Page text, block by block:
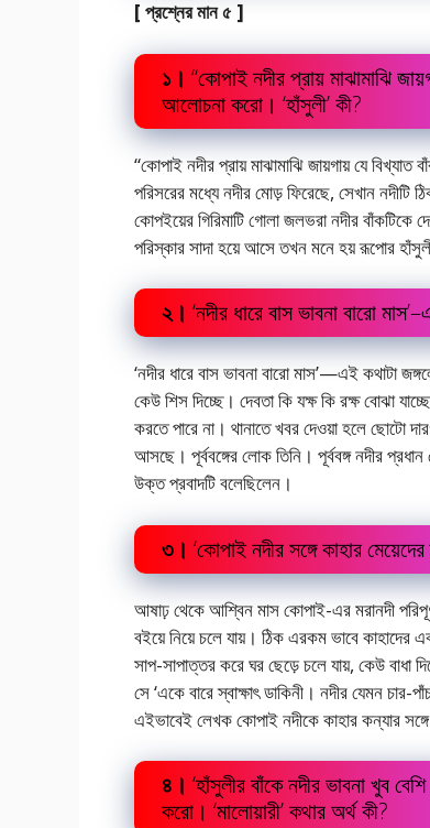
[ প্রশ্নের মান ৫ ]
১। “কোপাই নদীর প্রায় মাঝামাঝি
আলোচনা করো। ‘হাঁসুলী’ কী?
“কোপাই নদীর প্রায় মাঝামাঝি জায়গায় যে
পরিসরের মধ্যে নদীর মোড় ফিরেছে, সেখান নদীটি
কোপইয়ের গিরিমাটি গোলা জলভরা নদীর বাঁকটিকে
পরিস্কার সাদা হয়ে আসে তখন মনে হয় রূপোর
২। ‘নদীর ধারে বাস ভাবনা বারো
‘নদীর ধারে বাস ভাবনা বারো মাস’—এই কথাটা
কেউ শিস দিচ্ছে। দেবতা কি যক্ষ কি রক্ষ বোঝা
করতে পারে না। থানাতে খবর দেওয়া হলে ছোটো
আসছে। পূর্ববঙ্গের লোক তিনি। পূর্ববঙ্গ নদীর
উক্ত প্রবাদটি বলেছিলেন।
৩। ‘কোপাই নদীর সঙ্গে কাহার
আষাঢ় থেকে আশ্বিন মাস কোপাই-এর মরানদী
বইয়ে নিয়ে চলে যায়। ঠিক এরকম ভাবে কাহাদের
সাপ-সাপাত্তর করে ঘর ছেড়ে চলে যায়, কেউ বাধা
সে ‘একে বারে স্বাক্ষাৎ ডাকিনী। নদীর যেমন
এইভাবেই লেখক কোপাই নদীকে কাহার কন্যার
৪। ‘হাঁসুলীর বাঁকে নদীর ভাবনা খুব
করো। ‘মালোয়ারী’ কথার অর্থ কী?